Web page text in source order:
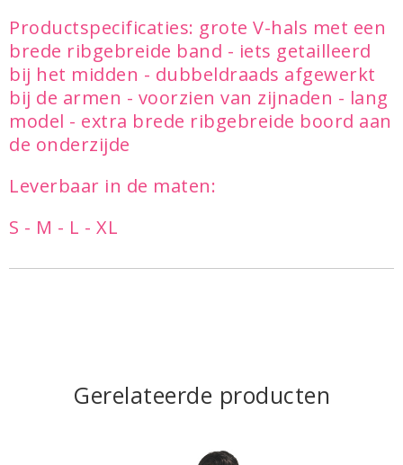
Productspecificaties: grote V-hals met een
brede ribgebreide band - iets getailleerd
bij het midden - dubbeldraads afgewerkt
bij de armen - voorzien van zijnaden - lang
model - extra brede ribgebreide boord aan
de onderzijde
Leverbaar in de maten:
S - M - L - XL
Gerelateerde producten